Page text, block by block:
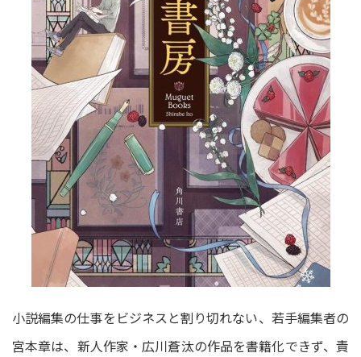
小説編集の仕事をビジネスと割り切れない、若手編集者の
宮本章は、新人作家・広川蒼汰の作品を書籍化できず、責